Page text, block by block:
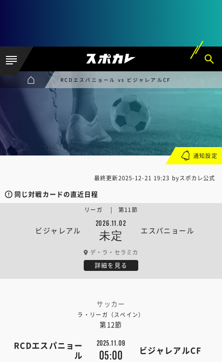
RCDエスパニョール vs ビジャレアルCF
最終更新2025-12-21 19:23 byスポカレ公式
同じ対戦カードの直近日程
ビジャレアル
2026.11.02
未定 エスパニョール
リーガ | 第11節
デ・ラ・セラミカ
詳細を見る
サッカー
ラ・リーガ（スペイン）
第12節
RCDエスパニョー
ル
2025.11.09
05:00 ビジャレアルCF
通知設定